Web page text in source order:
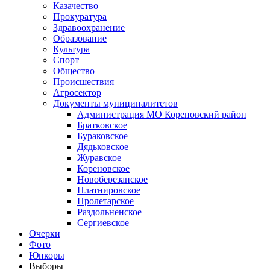
Казачество
Прокуратура
Здравоохранение
Образование
Культура
Спорт
Общество
Происшествия
Агросектор
Документы муниципалитетов
Администрация МО Кореновский район
Братковское
Бураковское
Дядьковское
Журавское
Кореновское
Новоберезанское
Платнировское
Пролетарское
Раздольненское
Сергиевское
Очерки
Фото
Юнкоры
Выборы